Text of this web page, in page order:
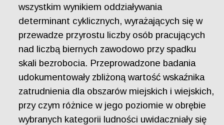
wszystkim wynikiem oddziaływania
determinant cyklicznych, wyrażających się w
przewadze przyrostu liczby osób pracujących
nad liczbą biernych zawodowo przy spadku
skali bezrobocia. Przeprowadzone badania
udokumentowały zbliżoną wartość wskaźnika
zatrudnienia dla obszarów miejskich i wiejskich,
przy czym różnice w jego poziomie w obrębie
wybranych kategorii ludności uwidaczniały się